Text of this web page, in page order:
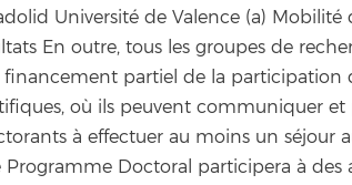
Université de Valence (a)
En outre, tous les groupes de
partiel de la participation
où ils peuvent communiquer et
à effectuer au moins un séjour
Doctoral participera à des